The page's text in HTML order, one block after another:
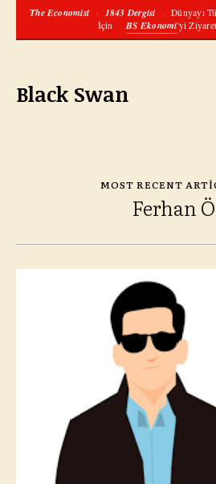
The Economist · 1843 Dergisi ·
Dünyayı
İçin
BS Ekonomi'yi
Black Swan
MOST RECENT
Ferhan